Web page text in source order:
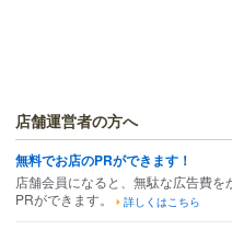
店舗運営者の方へ
無料でお店のPRができます！
店舗会員になると、無駄な広告費を
PRができます。
詳しくはこちら